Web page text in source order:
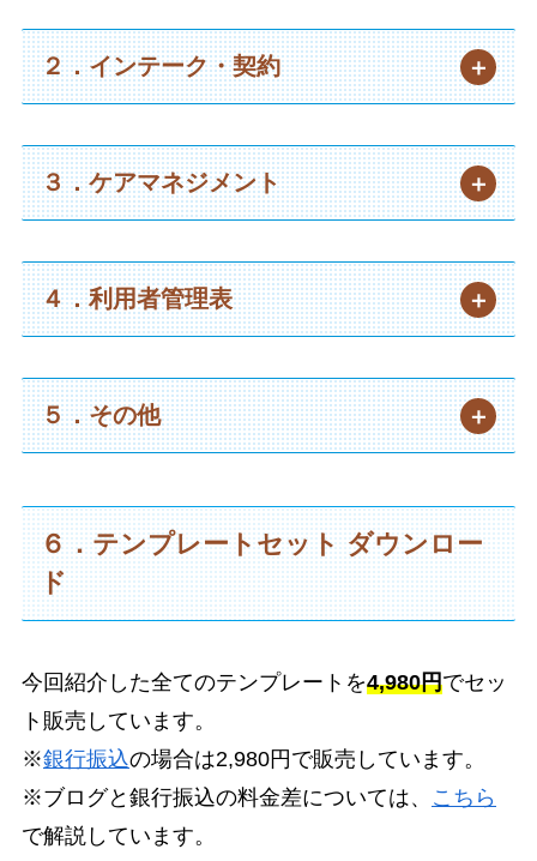
２．インテーク・契約
３．ケアマネジメント
４．利用者管理表
５．その他
６．テンプレートセット ダウンロー
ド
今回紹介した全てのテンプレートを4,980円でセッ
ト販売しています。
※銀行振込の場合は2,980円で販売しています。
※ブログと銀行振込の料金差については、 こちら
で解説しています。